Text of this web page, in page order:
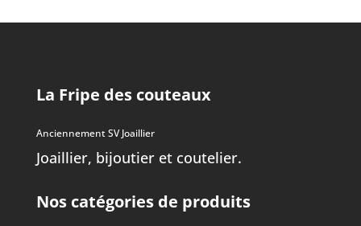
La Fripe des couteaux
Anciennement SV Joaillier
Joaillier, bijoutier et coutelier.
Nos catégories de produits